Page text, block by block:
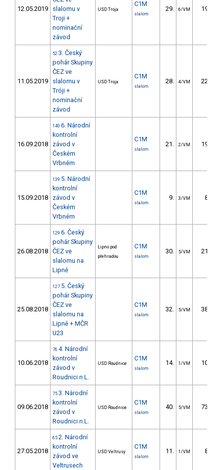
12.05.2019
slalomu v
Troji +
nominační
závod
USD Troja
C1M
slalom
29. 6/VM 19.76
11.05.2019
52 3. Český
pohár Skupiny
ČEZ ve
slalomu v
Tróji +
nominační
závod
USD Troja
C1M
slalom
28. 4/VM 22.74
16.09.2018
140 6. Národní
kontrolní
závod v
Českém
Vrbném
C1M
slalom
21. 2/VM 19.59
15.09.2018
139 5. Národní
kontrolní
závod v
Českém
Vrbném
C1M
slalom
9. 3/VM 8.28
26.08.2018
129 6. Český
pohár Skupiny
ČEZ ve
slalomu na
Lipně
Lipno pod
přehradou
C1M
slalom
30. 5/VM 21.87
25.08.2018
127 5. Český
pohár Skupiny
ČEZ ve
slalomu na
Lipně + MČR
U23
C1M
slalom
32. 5/VM 38.21
10.06.2018
76 4. Národní
kontrolní
závod v
Roudnici n.L.
USD Roudnice
C1M
slalom
14. 1/VM 10.89
09.06.2018
75 3. Národní
kontrolní
závod v
Roudnici n.L.
USD Roudnice
C1M
slalom
40. 5/VM 73.36
27.05.2018
65 2. Národní
kontrolní
závod ve
Veltrusech
USD Veltrusy
C1M
slalom
11. 1/VM 8.40